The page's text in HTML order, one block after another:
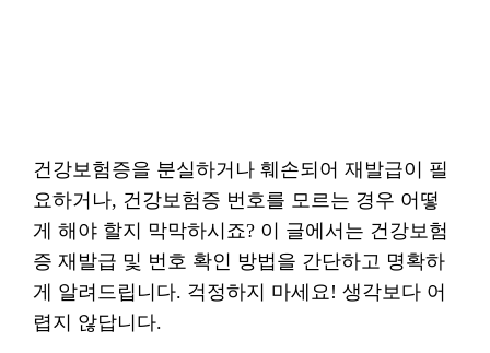
건강보험증을 분실하거나 훼손되어 재발급이 필
요하거나, 건강보험증 번호를 모르는 경우 어떻
게 해야 할지 막막하시죠? 이 글에서는 건강보험
증 재발급 및 번호 확인 방법을 간단하고 명확하
게 알려드립니다. 걱정하지 마세요! 생각보다 어
렵지 않답니다.